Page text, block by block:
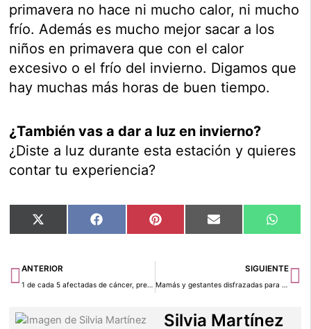
primavera no hace ni mucho calor, ni mucho
frío. Además es mucho mejor sacar a los
niños en primavera que con el calor
excesivo o el frío del invierno. Digamos que
hay muchas más horas de buen tiempo.
¿También vas a dar a luz en invierno?
¿Diste a luz durante esta estación y quieres
contar tu experiencia?
Compartir
en
X
(Twitter)
Compartir
en
Facebook Compartir
en
Pinterest Compartir
en
Email
en
Ant
ANTERIOR
1 de cada 5 afectadas de cáncer, prefieren afrontarlo con un seguro privado
SIGUIENTE
Mamás y gestantes disfrazadas para Halloween. ¡No te pierdas estas ideas!
Silvia Martínez